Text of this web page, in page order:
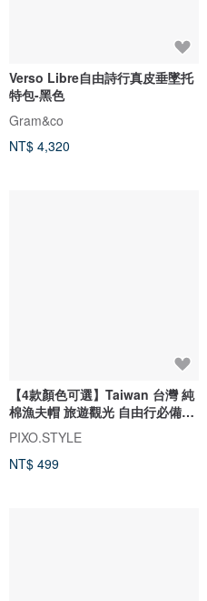
Verso Libre自由詩行真皮垂墜托
特包-黑色
Gram&co
NT$ 4,320
【4款顏色可選】Taiwan 台灣 純
棉漁夫帽 旅遊觀光 自由行必備
152
PIXO.STYLE
NT$ 499